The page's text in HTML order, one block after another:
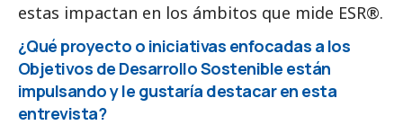
estas impactan en los ámbitos que mide ESR®.
¿Qué proyecto o iniciativas enfocadas a los
Objetivos de Desarrollo Sostenible están
impulsando y le gustaría destacar en esta
entrevista?